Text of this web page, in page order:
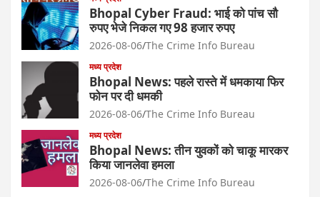
Bhopal Cyber Fraud: भाई को पांच सौ
रुपए भेजे निकल गए 98 हजार रुपए
2026-08-06 The Crime Info Bureau
मध्य प्रदेश
Bhopal News: पहले रास्ते में धमकाया फिर
फोन पर दी धमकी
2026-08-06 The Crime Info Bureau
मध्य प्रदेश
Bhopal News: तीन युवकों को चाकू मारकर
किया जानलेवा हमला
2026-08-06 The Crime Info Bureau